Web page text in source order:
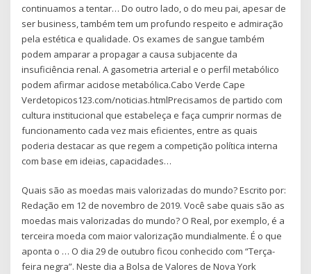
continuamos a tentar… Do outro lado, o do meu pai, apesar de
ser business, também tem um profundo respeito e admiração
pela estética e qualidade. Os exames de sangue também
podem amparar a propagar a causa subjacente da
insuficiência renal. A gasometria arterial e o perfil metabólico
podem afirmar acidose metabólica.Cabo Verde Cape
Verdetopicos123.com/noticias.htmlPrecisamos de partido com
cultura institucional que estabeleça e faça cumprir normas de
funcionamento cada vez mais eficientes, entre as quais
poderia destacar as que regem a competição política interna
com base em ideias, capacidades…
Quais são as moedas mais valorizadas do mundo? Escrito por:
Redação em 12 de novembro de 2019. Você sabe quais são as
moedas mais valorizadas do mundo? O Real, por exemplo, é a
terceira moeda com maior valorização mundialmente. É o que
aponta o … O dia 29 de outubro ficou conhecido com “Terça-
feira negra”. Neste dia a Bolsa de Valores de Nova York